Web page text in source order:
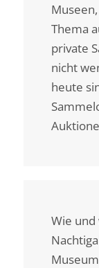
Thema
private
nicht
heute
Wie und